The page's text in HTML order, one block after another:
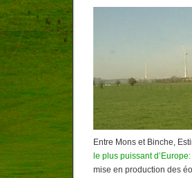
Entre Mons et Binche,
le plus puissant d’Europe:
mise en production des